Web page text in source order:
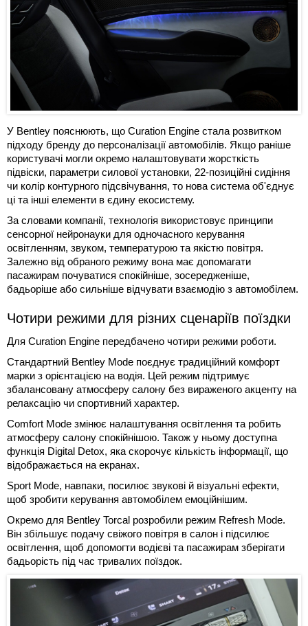
У Bentley пояснюють, що Curation Engine стала розвитком
підходу бренду до персоналізації автомобілів. Якщо раніше
користувачі могли окремо налаштовувати жорсткість
підвіски, параметри силової установки, 22-позиційні сидіння
чи колір контурного підсвічування, то нова система об'єднує
ці та інші елементи в єдину екосистему.
За словами компанії, технологія використовує принципи
сенсорної нейронауки для одночасного керування
освітленням, звуком, температурою та якістю повітря.
Залежно від обраного режиму вона має допомагати
пасажирам почуватися спокійніше, зосередженіше,
бадьоріше або сильніше відчувати взаємодію з автомобілем.
Чотири режими для різних сценаріїв поїздки
Для Curation Engine передбачено чотири режими роботи.
Стандартний Bentley Mode поєднує традиційний комфорт
марки з орієнтацією на водія. Цей режим підтримує
збалансовану атмосферу салону без вираженого акценту на
релаксацію чи спортивний характер.
Comfort Mode змінює налаштування освітлення та робить
атмосферу салону спокійнішою. Також у ньому доступна
функція Digital Detox, яка скорочує кількість інформації, що
відображається на екранах.
Sport Mode, навпаки, посилює звукові й візуальні ефекти,
щоб зробити керування автомобілем емоційнішим.
Окремо для Bentley Torcal розробили режим Refresh Mode.
Він збільшує подачу свіжого повітря в салон і підсилює
освітлення, щоб допомогти водієві та пасажирам зберігати
бадьорість під час тривалих поїздок.